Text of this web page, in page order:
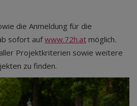
die Anmeldung für die
sofort aufwww.72h.at möglich.
Projektkriterien sowie weitere
zu finden.